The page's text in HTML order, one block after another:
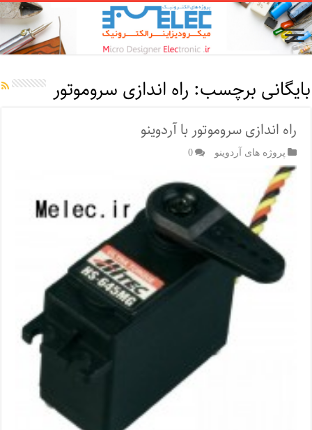
بایگانی برچسب: راه اندازی سروموتور
راه اندازی سروموتور با آردوینو
پروژه های آردوینو 0